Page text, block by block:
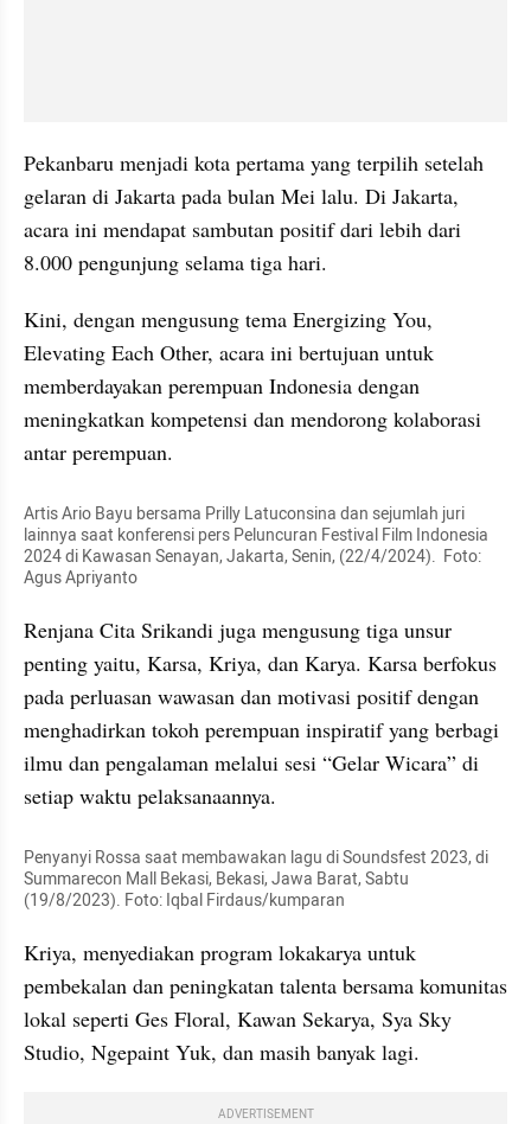
Pekanbaru menjadi kota pertama yang terpilih setelah
gelaran di Jakarta pada bulan Mei lalu. Di Jakarta,
acara ini mendapat sambutan positif dari lebih dari
8.000 pengunjung selama tiga hari.
Kini, dengan mengusung tema Energizing You,
Elevating Each Other, acara ini bertujuan untuk
memberdayakan perempuan Indonesia dengan
meningkatkan kompetensi dan mendorong kolaborasi
antar perempuan.
Artis Ario Bayu bersama Prilly Latuconsina dan sejumlah juri
lainnya saat konferensi pers Peluncuran Festival Film Indonesia
2024 di Kawasan Senayan, Jakarta, Senin, (22/4/2024).  Foto:
Agus Apriyanto
Renjana Cita Srikandi juga mengusung tiga unsur
penting yaitu, Karsa, Kriya, dan Karya. Karsa berfokus
pada perluasan wawasan dan motivasi positif dengan
menghadirkan tokoh perempuan inspiratif yang berbagi
ilmu dan pengalaman melalui sesi “Gelar Wicara” di
setiap waktu pelaksanaannya.
Penyanyi Rossa saat membawakan lagu di Soundsfest 2023, di
Summarecon Mall Bekasi, Bekasi, Jawa Barat, Sabtu
(19/8/2023). Foto: Iqbal Firdaus/kumparan
Kriya, menyediakan program lokakarya untuk
pembekalan dan peningkatan talenta bersama komunitas
lokal seperti Ges Floral, Kawan Sekarya, Sya Sky
Studio, Ngepaint Yuk, dan masih banyak lagi.
ADVERTISEMENT